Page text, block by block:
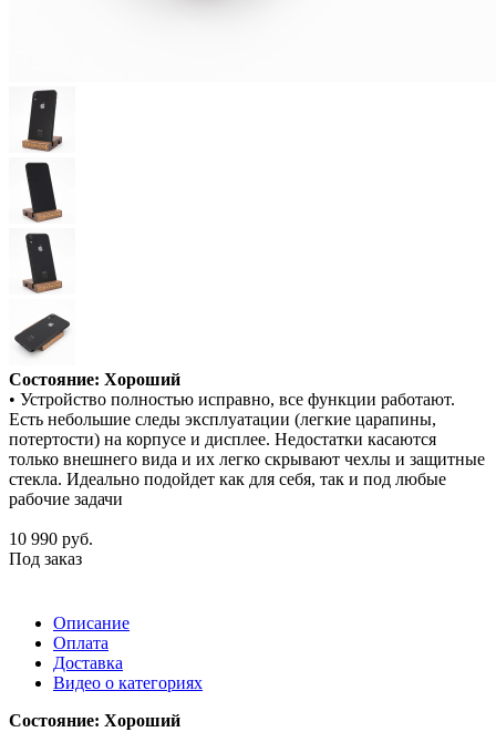
Состояние: Хороший
• Устройство полностью исправно, все функции работают.
Есть небольшие следы эксплуатации (легкие царапины,
потертости) на корпусе и дисплее. Недостатки касаются
только внешнего вида и их легко скрывают чехлы и защитные
стекла. Идеально подойдет как для себя, так и под любые
рабочие задачи
10 990 руб.
Под заказ
Описание
Оплата
Доставка
Видео о категориях
Состояние: Хороший